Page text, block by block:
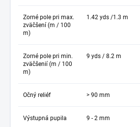
Zorné pole pri max.
zväčšení (m / 100
m)
1.42 yds /1.3 m
Zorné pole pri min.
zväčšenií (m / 100
m)
9 yds / 8.2 m
Očný reliéf > 90 mm
Výstupná pupila 9 - 2 mm